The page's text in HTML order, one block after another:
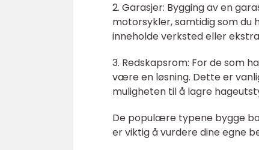
2. Garasjer: Bygging av en
motorsykler, samtidig som du
inneholde verksted eller
3. Redskapsrom: For de som
være en løsning. Dette er
muligheten til å lagre
De populære typene bygge
er viktig å vurdere dine egne